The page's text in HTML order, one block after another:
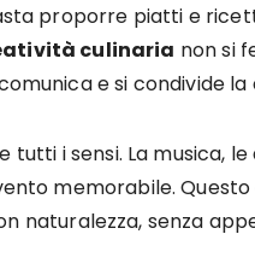
proporre piatti e
culinaria non si
e si condivide la
i sensi. La musica,
memorabile.
naturalezza, senza